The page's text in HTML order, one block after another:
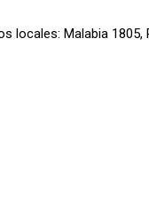
locales: Malabia 1805,